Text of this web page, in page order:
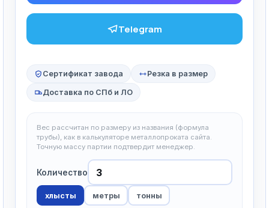
Telegram
Сертификат завода Резка в размер
Доставка по СПб и ЛО
Вес рассчитан по размеру из названия (формула
трубы), как в калькуляторе металлопроката сайта.
Точную массу партии подтвердит менеджер.
Количество
хлысты метры тонны